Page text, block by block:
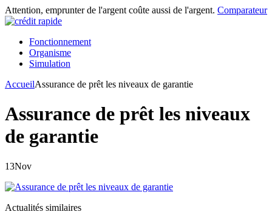
Attention, emprunter de l'argent coûte aussi de l'argent. Comparateur
Fonctionnement
Organisme
Simulation
AccueilAssurance de prêt les niveaux de garantie
Assurance de prêt les niveaux
de garantie
13Nov
Actualités similaires